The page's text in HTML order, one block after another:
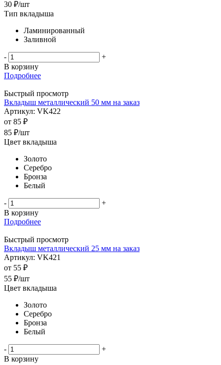
30 ₽/шт
Тип вкладыша
Ламинированный
Заливной
-
+
В корзину
Подробнее
Быстрый просмотр
Вкладыш металлический 50 мм на заказ
Артикул: VK422
от 85 ₽
85 ₽/шт
Цвет вкладыша
Золото
Серебро
Бронза
Белый
-
+
В корзину
Подробнее
Быстрый просмотр
Вкладыш металлический 25 мм на заказ
Артикул: VK421
от 55 ₽
55 ₽/шт
Цвет вкладыша
Золото
Серебро
Бронза
Белый
-
+
В корзину